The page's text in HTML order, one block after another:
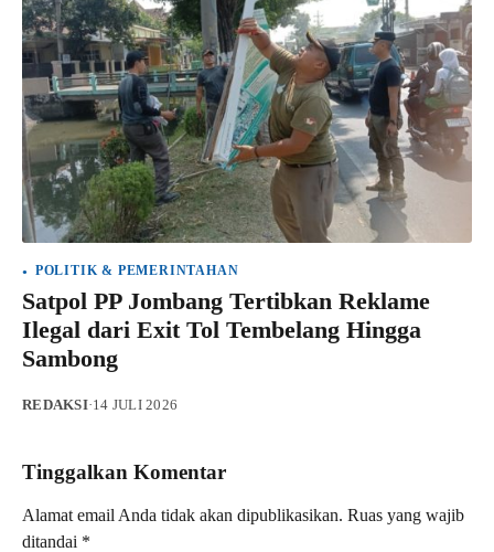
POLITIK & PEMERINTAHAN
Satpol PP Jombang Tertibkan Reklame
Ilegal dari Exit Tol Tembelang Hingga
Sambong
REDAKSI·14 JULI 2026
Tinggalkan Komentar
Alamat email Anda tidak akan dipublikasikan. Ruas yang wajib
ditandai *